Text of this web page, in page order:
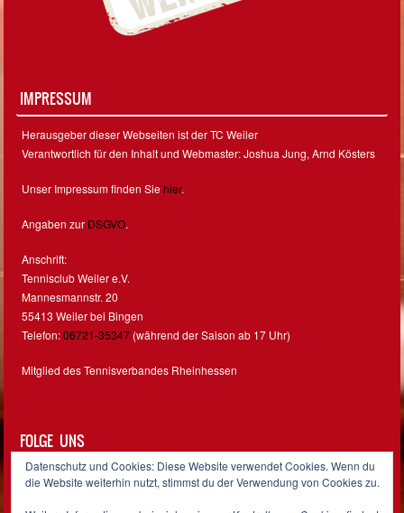
IMPRESSUM
Herausgeber dieser Webseiten ist der TC Weiler
Verantwortlich für den Inhalt und Webmaster: Joshua Jung, Arnd Kösters
Unser Impressum finden Siehier.
Angaben zur DSGVO.
Anschrift:
Tennisclub Weiler e.V.
Mannesmannstr. 20
55413 Weiler bei Bingen
Telefon:06721-35347 (während der Saison ab 17 Uhr)
Mitglied des Tennisverbandes Rheinhessen
FOLGE UNS
FacebookInstagram
Datenschutz und Cookies: Diese Website verwendet Cookies. Wenn du
die Website weiterhin nutzt, stimmst du der Verwendung von Cookies zu.